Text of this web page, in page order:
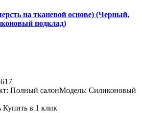
на тканевой основе) (Черный,
подклад)
Полный салонМодель: Силиконовый
Купить в 1 клик